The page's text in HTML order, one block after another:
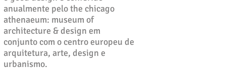
anualmente pelo the chicago
athenaeum: museum of
architecture & design em
conjunto com o centro europeu de
arquitetura, arte, design e
urbanismo.